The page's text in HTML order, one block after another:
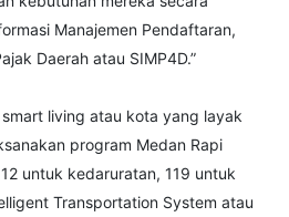
Manajemen Pendaftaran,
Daerah atau SIMP4D.”
living atau kota yang layak
program Medan Rapi
untuk kedaruratan, 119 untuk
Transportation System atau